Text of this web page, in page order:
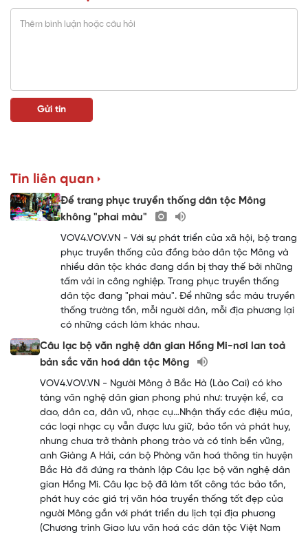
Tin liên quan
Để trang phục truyền thống dân tộc Mông
không "phai màu"
VOV4.VOV.VN - Với sự phát triển của xã hội, bộ trang
phục truyền thống của đồng bào dân tộc Mông và
nhiều dân tộc khác đang dần bị thay thế bởi những
tấm vải in công nghiệp. Trang phục truyền thống
dân tộc đang "phai màu". Để những sắc màu truyền
thống trường tồn, mỗi người dân, mỗi địa phương lại
có những cách làm khác nhau.
Câu lạc bộ văn nghệ dân gian Hồng Mi-nơi lan toả
bản sắc văn hoá dân tộc Mông
VOV4.VOV.VN - Người Mông ở Bắc Hà (Lào Cai) có kho
tàng văn nghệ dân gian phong phú như: truyện kể, ca
dao, dân ca, dân vũ, nhạc cụ…Nhận thấy các điệu múa,
các loại nhạc cụ vẫn được lưu giữ, bảo tồn và phát huy,
nhưng chưa trở thành phong trào và có tính bền vững,
anh Giàng A Hải, cán bộ Phòng văn hoá thông tin huyện
Bắc Hà đã đứng ra thành lập Câu lạc bộ văn nghệ dân
gian Hồng Mi. Câu lạc bộ đã làm tốt công tác bảo tồn,
phát huy các giá trị văn hóa truyền thống tốt đẹp của
người Mông gắn với phát triển du lịch tại địa phương
(Chương trình Giao lưu văn hoá các dân tộc Việt Nam